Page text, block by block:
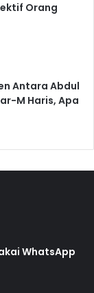
Orang
Antara Abdul
M Haris, Apa
WhatsApp